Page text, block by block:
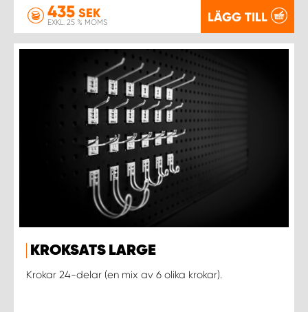
435 SEK
EXKL. 25 % MOMS LÄGG TILL
KROKSATS LARGE
Krokar 24-delar (en mix av 6 olika krokar).